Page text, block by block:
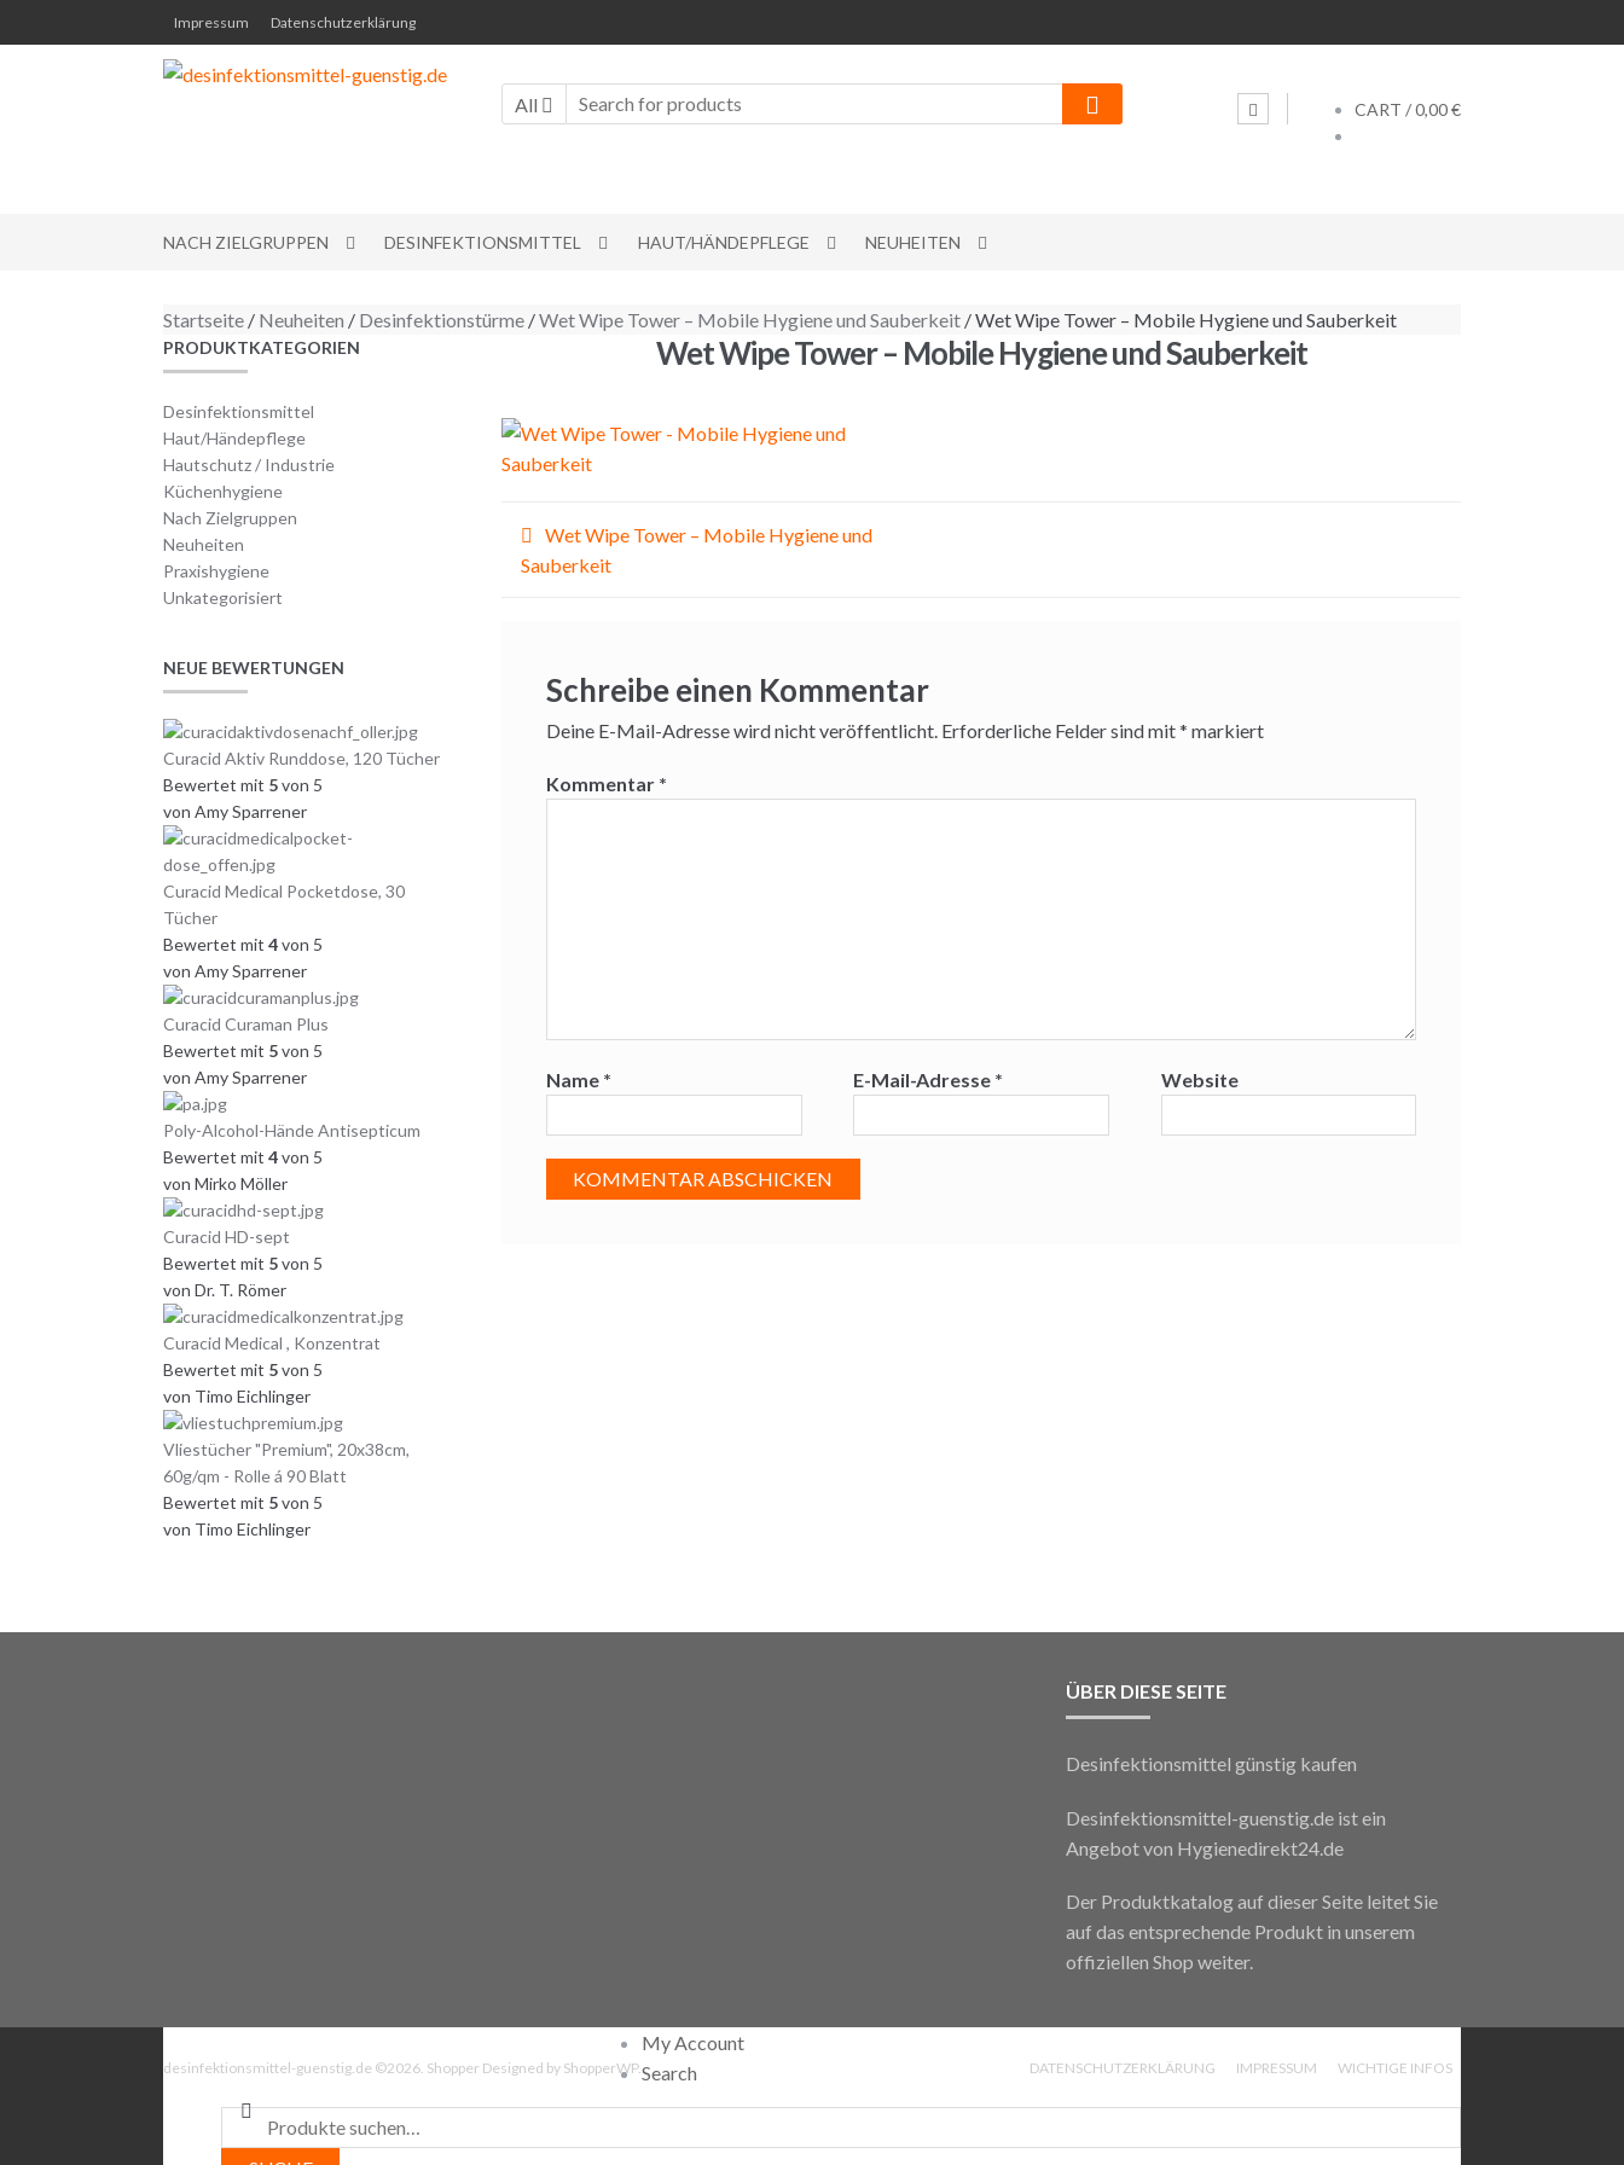
Skip to navigation
Skip to content
Impressum Datenschutzerklärung
All CART /0,00 €
NACH ZIELGRUPPEN DESINFEKTIONSMITTEL HAUT/HÄNDEPFLEGE NEUHEITEN
Startseite/ Neuheiten / Desinfektionstürme/Wet Wipe Tower – Mobile Hygiene und Sauberkeit/ Wet Wipe Tower – Mobile Hygiene und Sauberkeit
Wet Wipe Tower – Mobile Hygiene und Sauberkeit
Beitragsnavigation
Wet Wipe Tower – Mobile Hygiene und
Sauberkeit
Schreibe einen Kommentar
Deine E-Mail-Adresse wird nicht veröffentlicht. Erforderliche Felder sind mit* markiert
Kommentar *
Name * E-Mail-Adresse * Website
PRODUKTKATEGORIEN
Desinfektionsmittel
Haut/Händepflege
Hautschutz / Industrie
Küchenhygiene
Nach Zielgruppen
Neuheiten
Praxishygiene
Unkategorisiert
NEUE BEWERTUNGEN
Curacid Aktiv Runddose, 120 Tücher
Bewertet mit 5von 5
von Amy Sparrener
Curacid Medical Pocketdose, 30
Tücher
Bewertet mit 4von 5
von Amy Sparrener
Curacid Curaman Plus
Bewertet mit 5von 5
von Amy Sparrener
Poly-Alcohol-Hände Antisepticum
Bewertet mit 4von 5
von Mirko Möller
Curacid HD-sept
Bewertet mit 5von 5
von Dr. T. Römer
Curacid Medical , Konzentrat
Bewertet mit 5von 5
von Timo Eichlinger
Vliestücher "Premium", 20x38cm,
60g/qm - Rolle á 90 Blatt
Bewertet mit 5von 5
von Timo Eichlinger
ÜBER DIESE SEITE
Desinfektionsmittel günstig kaufen
Desinfektionsmittel-guenstig.de ist ein
Angebot von Hygienedirekt24.de
Der Produktkatalog auf dieser Seite leitet Sie
auf das entsprechende Produkt in unserem
offiziellen Shop weiter.
desinfektionsmittel-guenstig.de ©2026. Shopper Designed by ShopperWP. DATENSCHUTZERKLÄRUNG IMPRESSUM WICHTIGE INFOS
My Account
Search
Suche nach: